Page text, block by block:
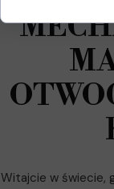
Witajcie w świecie,